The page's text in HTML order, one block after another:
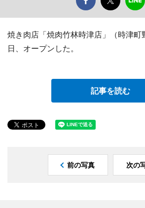
焼き肉店「焼肉竹林時津店」（時津町
日、オープンした。
記事を読む
前の写真 次の